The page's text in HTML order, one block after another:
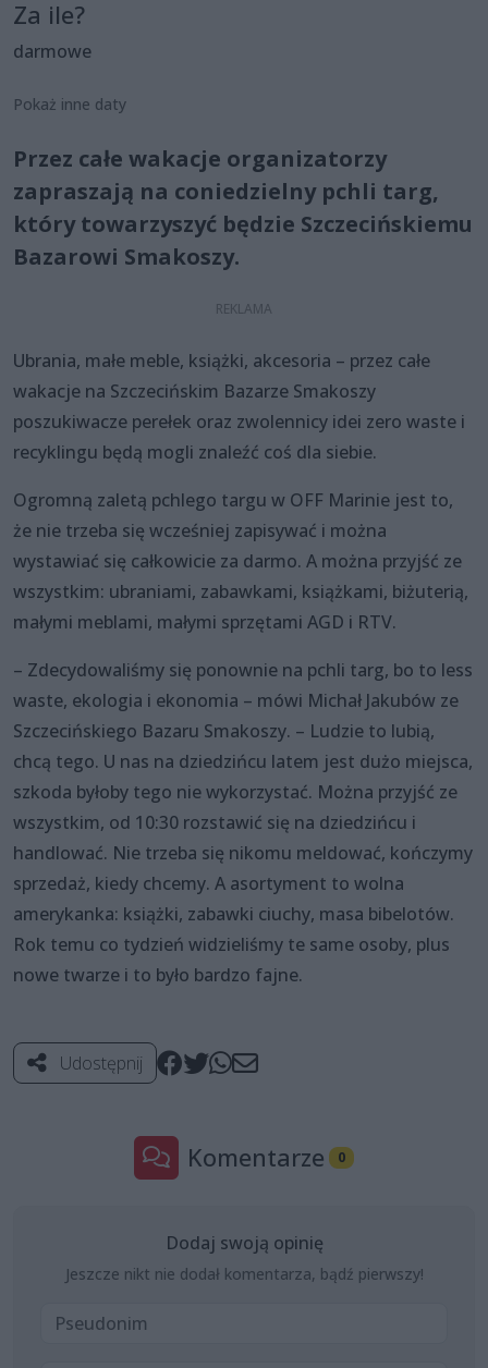
Za ile?
darmowe
Pokaż inne daty
Przez całe wakacje organizatorzy
zapraszają na coniedzielny pchli targ,
który towarzyszyć będzie Szczecińskiemu
Bazarowi Smakoszy.
Ubrania, małe meble, książki, akcesoria – przez całe
wakacje na Szczecińskim Bazarze Smakoszy
poszukiwacze perełek oraz zwolennicy idei zero waste i
recyklingu będą mogli znaleźć coś dla siebie.
Ogromną zaletą pchlego targu w OFF Marinie jest to,
że nie trzeba się wcześniej zapisywać i można
wystawiać się całkowicie za darmo. A można przyjść ze
wszystkim: ubraniami, zabawkami, książkami, biżuterią,
małymi meblami, małymi sprzętami AGD i RTV.
– Zdecydowaliśmy się ponownie na pchli targ, bo to less
waste, ekologia i ekonomia – mówi Michał Jakubów ze
Szczecińskiego Bazaru Smakoszy. – Ludzie to lubią,
chcą tego. U nas na dziedzińcu latem jest dużo miejsca,
szkoda byłoby tego nie wykorzystać. Można przyjść ze
wszystkim, od 10:30 rozstawić się na dziedzińcu i
handlować. Nie trzeba się nikomu meldować, kończymy
sprzedaż, kiedy chcemy. A asortyment to wolna
amerykanka: książki, zabawki ciuchy, masa bibelotów.
Rok temu co tydzień widzieliśmy te same osoby, plus
nowe twarze i to było bardzo fajne.
Udostępnij
Komentarze 0
Dodaj swoją opinię
Jeszcze nikt nie dodał komentarza, bądź pierwszy!